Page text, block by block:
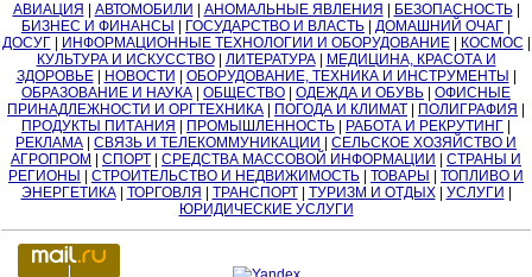
АВИАЦИЯ АВТОМОБИЛИ АНОМАЛЬНЫЕ ЯВЛЕНИЯ БЕЗОПАСНОСТЬ|
БИЗНЕС И ФИНАНСЫ
ГОСУДАРСТВО И ВЛАСТЬ ДОМАШНИЙ ОЧАГ
ДОСУГ| ИНФОРМАЦИОННЫЕ ТЕХНОЛОГИИ И ОБОРУДОВАНИЕ| КОСМОС
КУЛЬТУРА И ИСКУССТВО| ЛИТЕРАТУРА|
МЕДИЦИНА, КРАСОТА И
ЗДОРОВЬЕ| НОВОСТИ ОБОРУДОВАНИЕ, ТЕХНИКА И ИНСТРУМЕНТЫ
ОБРАЗОВАНИЕ И НАУКА
ОБЩЕСТВО ОДЕЖДА И ОБУВЬ
ОФИСНЫЕ
ПРИНАДЛЕЖНОСТИ И ОРГТЕХНИКА
ПОГОДА И КЛИМАТ ПОЛИГРАФИЯ
ПРОДУКТЫ ПИТАНИЯ
ПРОМЫШЛЕННОСТЬ РАБОТА И РЕКРУТИНГ
РЕКЛАМА
СВЯЗЬ И ТЕЛЕКОММУНИКАЦИИ
СЕЛЬСКОЕ ХОЗЯЙСТВО И
АГРОПРОМ
СПОРТ СРЕДСТВА МАССОВОЙ ИНФОРМАЦИИ
СТРАНЫ И
РЕГИОНЫ
СТРОИТЕЛЬСТВО И НЕДВИЖИМОСТЬ ТОВАРЫ
ТОПЛИВО И
ЭНЕРГЕТИКА| ТОРГОВЛЯ ТРАНСПОРТ| ТУРИЗМ И ОТДЫХ| УСЛУГИ
ЮРИДИЧЕСКИЕ УСЛУГИ